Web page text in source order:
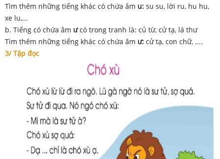
Tìm thêm những tiếng khác có chứa âm u: su su, lời ru, hu hu,
xe lu,...
b. Tiếng có chứa âm ưcó trong tranh là: củ từ, cử tạ, lá thư
Tìm thêm những tiếng khác có chứa âm ư: cử tạ, con chữ, ....
3/ Tập đọc